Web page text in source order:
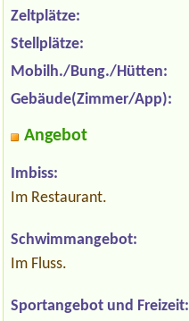
Zeltplätze:
Stellplätze:
Mobilh./Bung./Hütten:
Gebäude(Zimmer/App):
Angebot
Imbiss:
Im Restaurant.
Schwimmangebot:
Im Fluss.
Sportangebot und Freizeit: